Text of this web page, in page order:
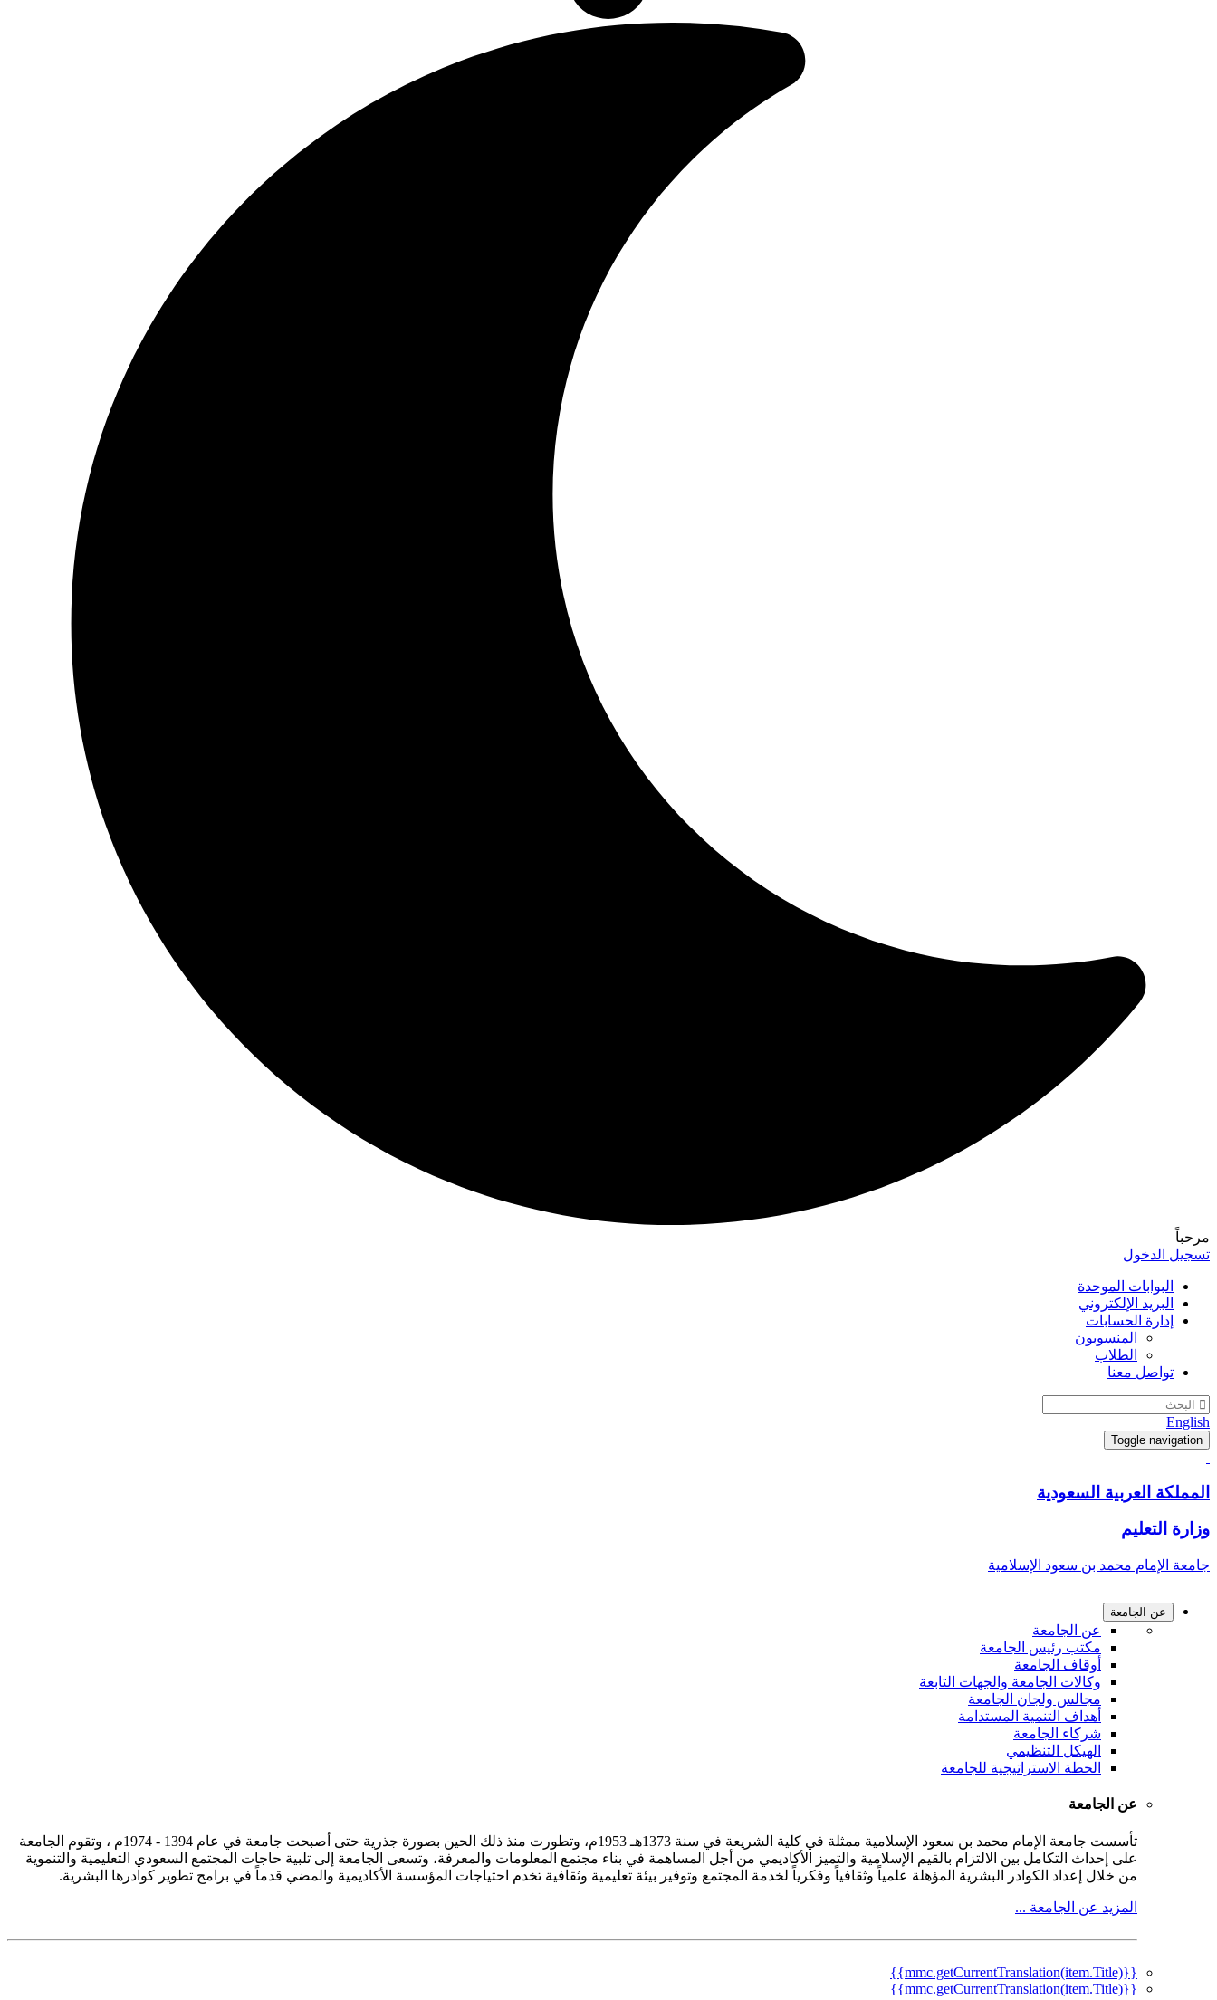
مرحباً
تسجيل الدخول
البوابات الموحدة
البريد الإلكتروني
إدارة الحسابات
المنسوبون
الطلاب
تواصل معنا
English
Toggle navigation
المملكة العربية السعودية
وزارة التعليم
جامعة الإمام محمد بن سعود الإسلامية
عن الجامعة
عن الجامعة
مكتب رئيس الجامعة
أوقاف الجامعة
وكالات الجامعة والجهات التابعة
مجالس ولجان الجامعة
أهداف التنمية المستدامة
شركاء الجامعة
الهيكل التنظيمي
الخطة الاستراتيجية للجامعة
عن الجامعة
تأسست جامعة الإمام محمد بن سعود الإسلامية ممثلة في كلية الشريعة في سنة 1373هـ 1953م، وتطورت منذ ذلك الحين بصورة جذرية حتى أصبحت جامعة في عام 1394 - 1974م ، وتقوم الجامعة
على إحداث التكامل بين الالتزام بالقيم الإسلامية والتميز الأكاديمي من أجل المساهمة في بناء مجتمع المعلومات والمعرفة، وتسعى الجامعة إلى تلبية حاجات المجتمع السعودي التعليمية والتنموية
من خلال إعداد الكوادر البشرية المؤهلة علمياً وثقافياً وفكرياً لخدمة المجتمع وتوفير بيئة تعليمية وثقافية تخدم احتياجات المؤسسة الأكاديمية والمضي قدماً في برامج تطوير كوادرها البشرية.
المزيد عن الجامعة ...
{{mmc.getCurrentTranslation(item.Title)}}
{{mmc.getCurrentTranslation(item.Title)}}